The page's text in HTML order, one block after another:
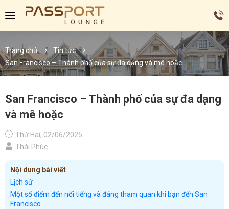
Trang chủ
Tin tức
San Francisco – Thành phố của sự đa dạng và mê hoặc
San Francisco – Thành phố của sự đa dạng
và mê hoặc
Thứ Hai, 02/06/2025
Thái Phúc
Nội dung bài viết
Lịch sử
Một số điểm đến nổi tiếng và đáng tham quan khi bạn đến San
Francisco